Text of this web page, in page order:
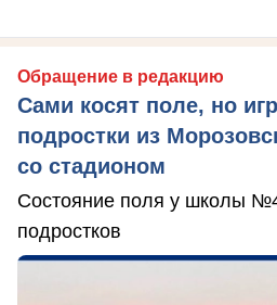
Обращение в редакцию
Сами косят поле, но
подростки из
со стадионом
Состояние поля у школы
подростков